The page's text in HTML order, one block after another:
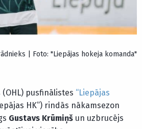
| Foto: "Liepājas hokeja komanda"
pusfinālistes “Liepājas
HK”) rindās nākamsezon
Gustavs Krūmiņš un uzbrucējs